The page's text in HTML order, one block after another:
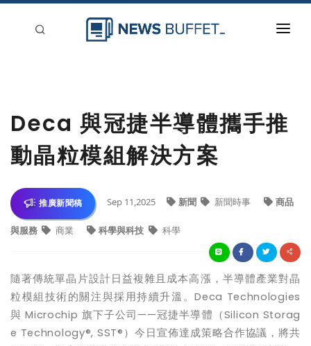
登入
刊登
Deca 與冠捷半導體攜手推
動晶粒模組解決方案
推廣新聞稿 Sep 11,2025 新聞 新聞時事 商品
與服務 商業 科學與科技 科學
隨著傳統單晶片設計日益複雜且成本高漲，半導體產業對晶
粒模組技術的關注與採用持續升溫。Deca Technologies
與 Microchip 旗下子公司——冠捷半導體（Silicon Storag
e Technology®, SST® ）今日宣佈達成策略合作協議，將共